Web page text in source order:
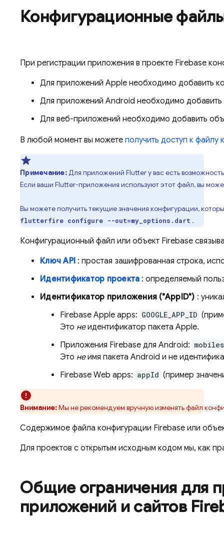
Конфигурационные
При регистрации приложения в проекте Firebase
Для приложений Apple необходимо добавить
Для приложений Android необходимо
Для веб-приложений необходимо добавить
В любой момент вы можете получить доступ к файлу
Примечание:Для приложений Flutter у вас есть
Если ваши Flutter-приложения используют этот файл, вы
Вы можете получить текущие значения конфигурации,
flutterfire configure --out=my_options.dart .
Конфигурационный файл или объект Firebase
Ключ API : простая зашифрованная строка,
Идентификатор проекта : определяемый
Идентификатор приложения ("AppID") :
Firebase Apple apps: GOOGLE_APP_ID
Это неидентификатор пакета Apple.
Приложения Firebase для Android:
Это неимя пакета Android и не
Firebase Web apps: appId (пример
Внимание:Мы не рекомендуем вручную изменять файл
Содержимое файла конфигурации Firebase или
Для проектов с открытым исходным кодом мы, как
Общие ограничения для
приложений и сайтов